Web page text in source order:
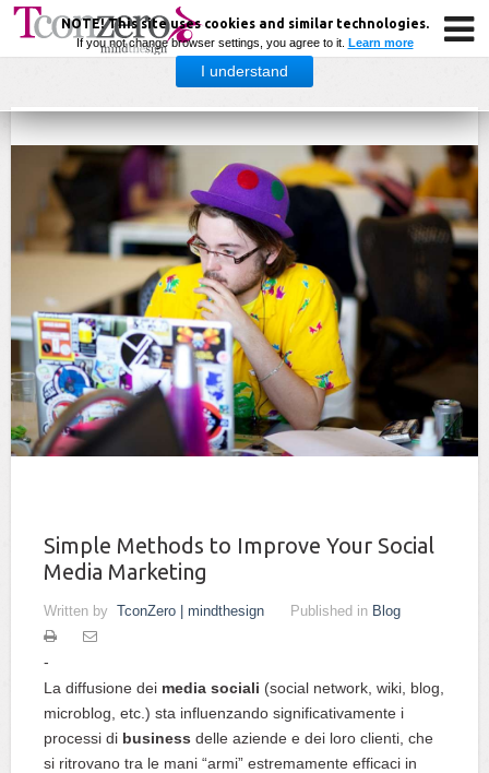
Simple Methods to Improve Your Social
Media Marketing
Written by TconZero | mindthesign Published in Blog
La diffusione dei media sociali (social network, wiki, blog,
microblog, etc.) sta influenzando significativamente i
processi di business delle aziende e dei loro clienti, che
si ritrovano tra le mani “armi” estremamente efficaci in
NOTE! This site uses cookies and similar technologies.
If you not change browser settings, you agree to it. Learn more
I understand